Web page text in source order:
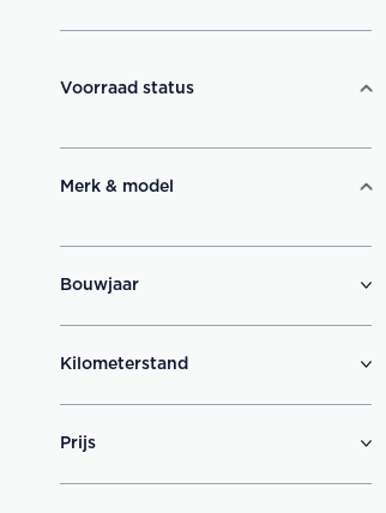
Voorraad status
Merk & model
Bouwjaar
Kilometerstand
Prijs